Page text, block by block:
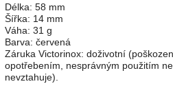
Délka: 58 mm
Šířka: 14 mm
Váha: 31 g
Barva: červená
Záruka Victorinox: doživotní
opotřebením, nesprávným použitím
nevztahuje).